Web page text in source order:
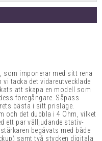
som imponerar med sitt rena
vi tacka det vidareutvecklade
att skapa en modell som
föregångare. Såpass
bästa i sitt prisläge.
och det dubbla i 4 Ohm, vilket
ett par välljudande stativ-
begåvats med både
samt två stycken digitala